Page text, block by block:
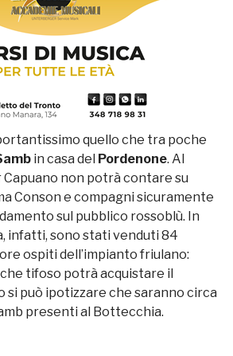
quello che tra poche
in casa del Pordenone. Al
non potrà contare su
Conson e compagni sicuramente
sul pubblico rossoblù. In
infatti, sono stati venduti 84
ospiti dell’impianto friulano:
tifoso potrà acquistare il
si può ipotizzare che saranno circa
presenti al Bottecchia.